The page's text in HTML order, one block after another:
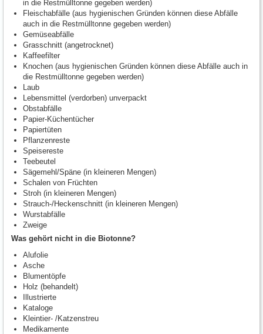
in die Restmülltonne gegeben werden)
Fleischabfälle (aus hygienischen Gründen können diese Abfälle
auch in die Restmülltonne gegeben werden)
Gemüseabfälle
Grasschnitt (angetrocknet)
Kaffeefilter
Knochen (aus hygienischen Gründen können diese Abfälle auch in
die Restmülltonne gegeben werden)
Laub
Lebensmittel (verdorben) unverpackt
Obstabfälle
Papier-Küchentücher
Papiertüten
Pflanzenreste
Speisereste
Teebeutel
Sägemehl/Späne (in kleineren Mengen)
Schalen von Früchten
Stroh (in kleineren Mengen)
Strauch-/Heckenschnitt (in kleineren Mengen)
Wurstabfälle
Zweige
Was gehört nicht in die Biotonne?
Alufolie
Asche
Blumentöpfe
Holz (behandelt)
Illustrierte
Kataloge
Kleintier- /Katzenstreu
Medikamente